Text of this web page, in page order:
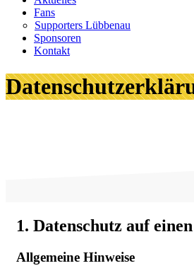
Fans
Supporters Lübbenau
Sponsoren
Kontakt
1. Datenschutz auf
Allgemeine Hinweise